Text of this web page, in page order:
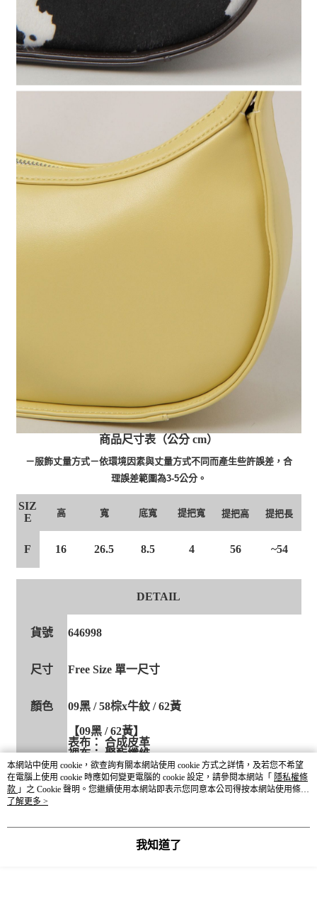
商品尺寸表（公分 cm）
－服飾丈量方式－依環境因素與丈量方式不同而產生些許誤差，合
理誤差範圍為3-5公分。
SIZ
E
高 寬 底寬 提把寬 提把高 提把長
F 16 26.5 8.5 4 56 ~54
DETAIL
貨號 646998
尺寸 Free Size 單一尺寸
顏色 09黑 / 58棕x牛紋 / 62黃
材質成分
【09黑 / 62黃】
表布： 合成皮革
裡布： 聚酯纖維
【58棕x牛紋】
表布： 聚酯纖維 尼龍
拼接布： 合成皮革
本網站中使用 cookie，欲查詢有關本網站使用 cookie 方式之詳情，及若您不希望
在電腦上使用 cookie 時應如何變更電腦的 cookie 設定，請參閱本網站「 隱私權條
款 」之 Cookie 聲明。您繼續使用本網站即表示您同意本公司得按本網站使用條款
之 Cookie 聲明使用 cookie。
了解更多 >
我知道了